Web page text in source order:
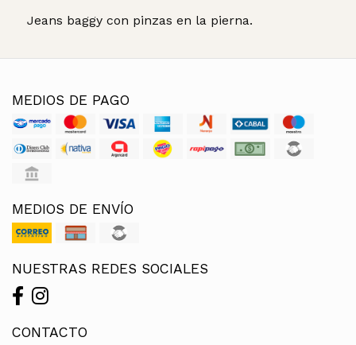
Jeans baggy con pinzas en la pierna.
MEDIOS DE PAGO
MEDIOS DE ENVÍO
NUESTRAS REDES SOCIALES
CONTACTO